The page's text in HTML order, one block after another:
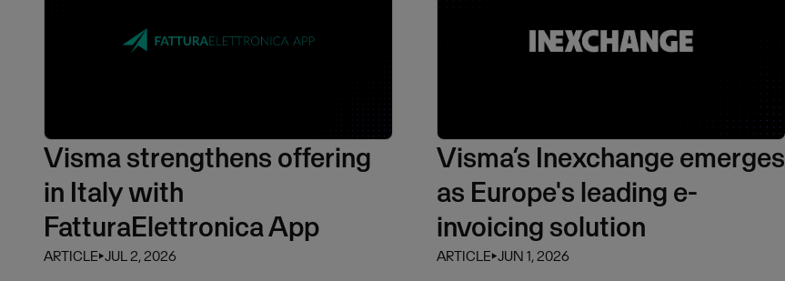
Visma strengthens offering
in Italy with
FatturaElettronica App
ARTICLE⏵JUL 2, 2026
Visma’s Inexchange emerges
as Europe's leading e-
invoicing solution
ARTICLE⏵JUN 1, 2026